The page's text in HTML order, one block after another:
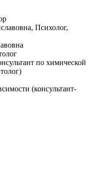
(консультант-